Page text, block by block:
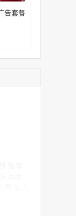
身广告（含车顶）告套餐
集人